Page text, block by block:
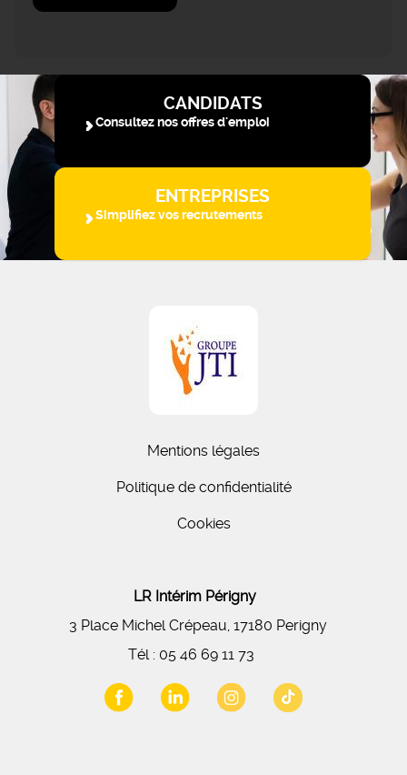
CANDIDATS
Consultez nos offres d'emploi
ENTREPRISES
Simplifiez vos recrutements
Mentions légales
Politique de confidentialité
Cookies
LR Intérim Périgny
3 Place Michel Crépeau, 17180 Perigny
Tél : 05 46 69 11 73